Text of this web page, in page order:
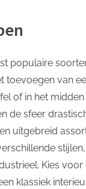
populaire
toevoegen van
of in het
de sfeer
uitgebreid
Kies
klassiek